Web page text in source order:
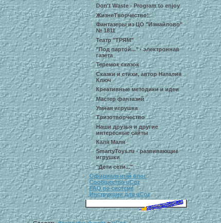
Don't Waste - Program to enjoy
ЖизнеТворчество!
Фантазеры из ЦО "Измайлово"
№ 1811
Театр "ТРЯМ"
"Под партой..." - электронная
газета
Теремок сказок
Сказки и стихи, автор Наталия
Ключ
Креативные методики и идеи
Мастер фантазий
Умная игрушка
Тризотворчество
Наши друзья и другие
интересные сайты
Каля Маля
SmartyToys.ru - развивающие
игрушки
"Дети сети..."
Официальный блог
Сообщество uCoz
FAQ по системе
Инструкции для uCoz